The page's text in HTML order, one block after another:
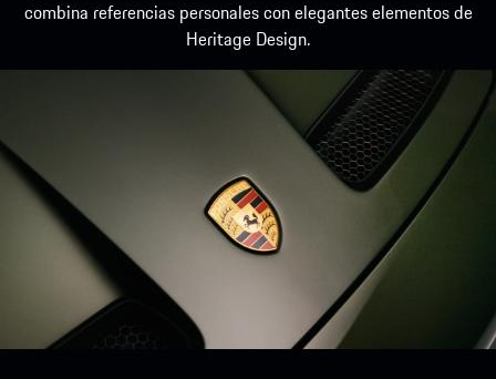
combina referencias personales con elegantes elementos de
Heritage Design.